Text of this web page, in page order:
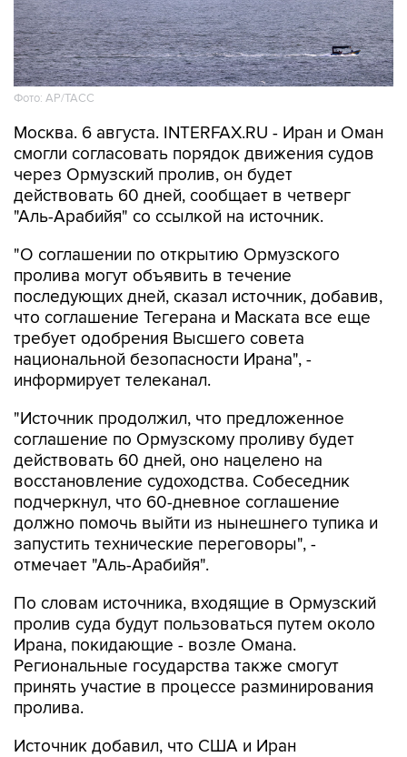
Фото: AP/ТАСС
Москва. 6 августа. INTERFAX.RU - Иран и Оман
смогли согласовать порядок движения судов
через Ормузский пролив, он будет
действовать 60 дней, сообщает в четверг
"Аль-Арабийя" со ссылкой на источник.
"О соглашении по открытию Ормузского
пролива могут объявить в течение
последующих дней, сказал источник, добавив,
что соглашение Тегерана и Маската все еще
требует одобрения Высшего совета
национальной безопасности Ирана", -
информирует телеканал.
"Источник продолжил, что предложенное
соглашение по Ормузскому проливу будет
действовать 60 дней, оно нацелено на
восстановление судоходства. Собеседник
подчеркнул, что 60-дневное соглашение
должно помочь выйти из нынешнего тупика и
запустить технические переговоры", -
отмечает "Аль-Арабийя".
По словам источника, входящие в Ормузский
пролив суда будут пользоваться путем около
Ирана, покидающие - возле Омана.
Региональные государства также смогут
принять участие в процессе разминирования
пролива.
Источник добавил, что США и Иран